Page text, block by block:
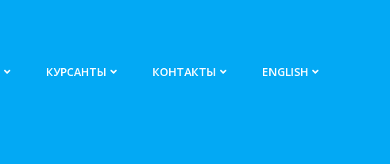
КУРСАНТЫ КОНТАКТЫ ENGLISH